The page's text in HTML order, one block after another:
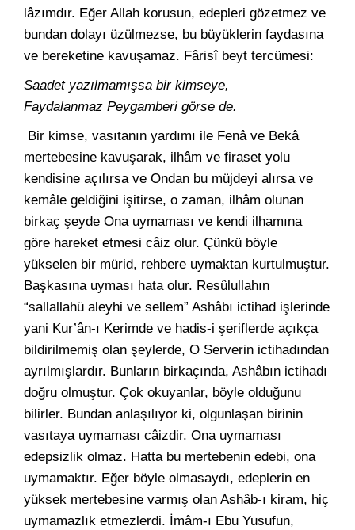
lâzımdır. Eğer Allah korusun, edepleri gözetmez ve
bundan dolayı üzülmezse, bu büyüklerin faydasına
ve bereketine kavuşamaz. Fârisî beyt tercümesi:
Saadet yazılmamışsa bir kimseye,
Faydalanmaz Peygamberi görse de.
Bir kimse, vasıtanın yardımı ile Fenâ ve Bekâ
mertebesine kavuşarak, ilhâm ve firaset yolu
kendisine açılırsa ve Ondan bu müjdeyi alırsa ve
kemâle geldiğini işitirse, o zaman, ilhâm olunan
birkaç şeyde Ona uymaması ve kendi ilhamına
göre hareket etmesi câiz olur. Çünkü böyle
yükselen bir mürid, rehbere uymaktan kurtulmuştur.
Başkasına uyması hata olur. Resûlullahın
“sallallahü aleyhi ve sellem” Ashâbı ictihad işlerinde
yani Kur’ân-ı Kerimde ve hadis-i şeriflerde açıkça
bildirilmemiş olan şeylerde, O Serverin ictihadından
ayrılmışlardır. Bunların birkaçında, Ashâbın ictihadı
doğru olmuştur. Çok okuyanlar, böyle olduğunu
bilirler. Bundan anlaşılıyor ki, olgunlaşan birinin
vasıtaya uymaması câizdir. Ona uymaması
edepsizlik olmaz. Hatta bu mertebenin edebi, ona
uymamaktır. Eğer böyle olmasaydı, edeplerin en
yüksek mertebesine varmış olan Ashâb-ı kiram, hiç
uymamazlık etmezlerdi. İmâm-ı Ebu Yusufun,